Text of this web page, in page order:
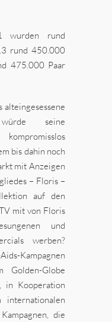
wurden rund
rund 450.000
475.000 Paar
würde seine
bis dahin noch
mit Anzeigen
– Floris –
auf den
mit von Floris
und
werben?
Kampagnen
Golden-Globe
in Kooperation
die